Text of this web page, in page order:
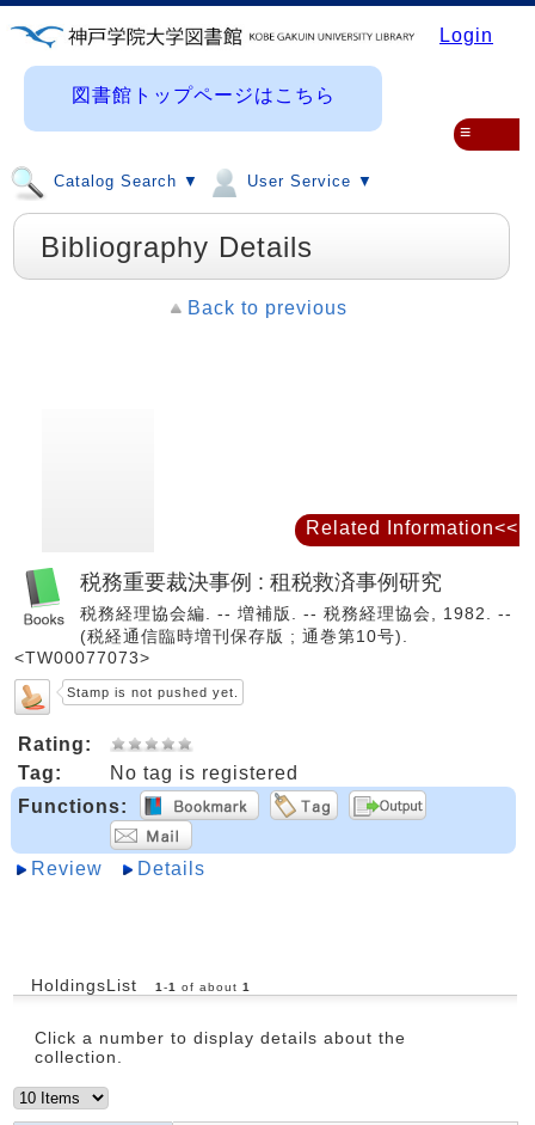
Login
図書館トップページはこちら
Catalog Search ▼ User Service ▼
≡
Bibliography Details
Back to previous
税務重要裁決事例 : 租税救済事例研究
税務経理協会編. -- 増補版. -- 税務経理協会, 1982. --
(税経通信臨時増刊保存版 ; 通巻第10号).
<TW00077073>
Stamp is not pushed yet.
Rating:
Tag:
No tag is registered
Functions:
Review Details
HoldingsList 1-1 of about 1
Click a number to display details about the
collection.
Related Information<<